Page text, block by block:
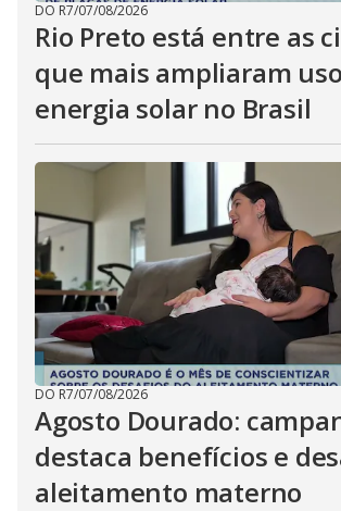
DO R7/07/08/2026
Rio Preto está entre as
que mais ampliaram
energia solar no Brasil
DO R7/07/08/2026
Agosto Dourado:
destaca benefícios e
aleitamento materno